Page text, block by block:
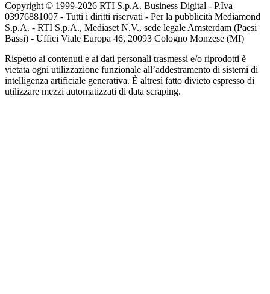
Copyright © 1999-2026 RTI S.p.A. Business Digital - P.Iva
03976881007 - Tutti i diritti riservati - Per la pubblicità Mediamond
S.p.A. - RTI S.p.A., Mediaset N.V., sede legale Amsterdam (Paesi
Bassi) - Uffici Viale Europa 46, 20093 Cologno Monzese (MI)
Rispetto ai contenuti e ai dati personali trasmessi e/o riprodotti è
vietata ogni utilizzazione funzionale all’addestramento di sistemi di
intelligenza artificiale generativa. È altresì fatto divieto espresso di
utilizzare mezzi automatizzati di data scraping.